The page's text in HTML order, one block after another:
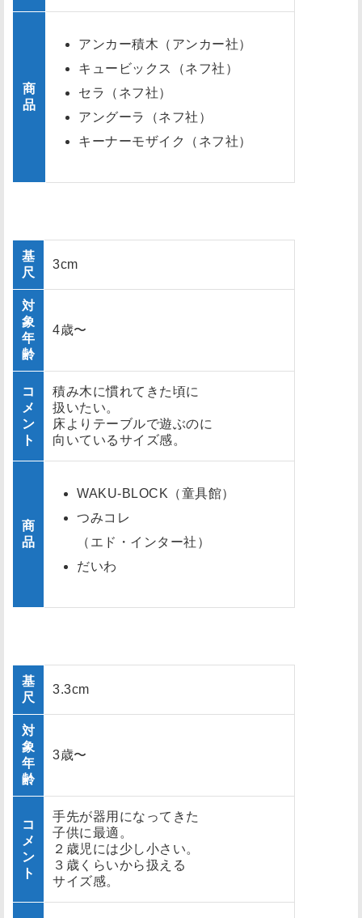
商
品
アンカー積木（アンカー社）
キュービックス（ネフ社）
セラ（ネフ社）
アングーラ（ネフ社）
キーナーモザイク（ネフ社）
基
尺
3cm
対
象
年
齢
4歳〜
コ
メ
ン
ト
積み木に慣れてきた頃に
扱いたい。
床よりテーブルで遊ぶのに
向いているサイズ感。
商
品
WAKU-BLOCK（童具館）
つみコレ
（エド・インター社）
だいわ
基
尺
3.3cm
対
象
年
齢
3歳〜
コ
メ
ン
ト
手先が器用になってきた
子供に最適。
２歳児には少し小さい。
３歳くらいから扱える
サイズ感。